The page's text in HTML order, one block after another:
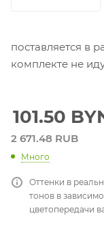
поставляется в
комплекте не
101.50
2 671.48 RUB
Много
Оттенки в
тонов в
цветопередачи